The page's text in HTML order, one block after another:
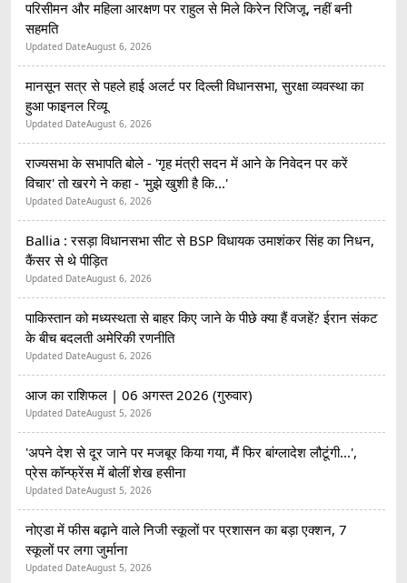
परिसीमन और महिला आरक्षण पर राहुल से मिले किरेन रिजिजू, नहीं बनी
सहमति
Updated DateAugust 6, 2026
मानसून सत्र से पहले हाई अलर्ट पर दिल्ली विधानसभा, सुरक्षा व्यवस्था का
हुआ फाइनल रिव्यू
Updated DateAugust 6, 2026
राज्यसभा के सभापति बोले - 'गृह मंत्री सदन में आने के निवेदन पर करें
विचार' तो खरगे ने कहा - 'मुझे खुशी है कि...'
Updated DateAugust 6, 2026
Ballia : रसड़ा विधानसभा सीट से BSP विधायक उमाशंकर सिंह का निधन,
कैंसर से थे पीड़ित
Updated DateAugust 6, 2026
पाकिस्तान को मध्यस्थता से बाहर किए जाने के पीछे क्या हैं वजहें? ईरान संकट
के बीच बदलती अमेरिकी रणनीति
Updated DateAugust 6, 2026
आज का राशिफल | 06 अगस्त 2026 (गुरुवार)
Updated DateAugust 5, 2026
'अपने देश से दूर जाने पर मजबूर किया गया, मैं फिर बांग्लादेश लौटूंगी...',
प्रेस कॉन्फ्रेंस में बोलीं शेख हसीना
Updated DateAugust 5, 2026
नोएडा में फीस बढ़ाने वाले निजी स्कूलों पर प्रशासन का बड़ा एक्शन, 7
स्कूलों पर लगा जुर्माना
Updated DateAugust 5, 2026